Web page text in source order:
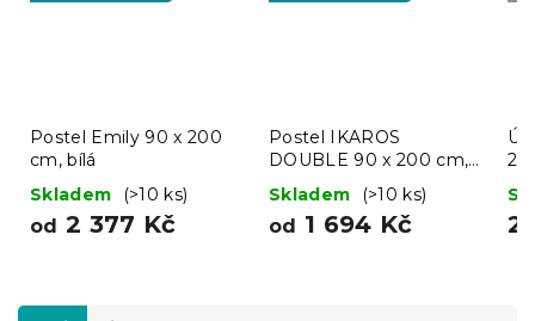
Postel Emily 90 x 200
cm, bílá
Skladem
(>10 ks)
od 2 377 Kč
Postel IKAROS
DOUBLE 90 x 200 cm,
bílá/dub sonoma
Skladem (>10 ks)
od 1 694 Kč 2